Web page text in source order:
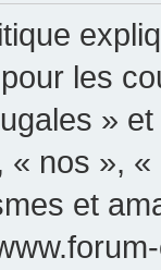
les
»
« nos »,
et